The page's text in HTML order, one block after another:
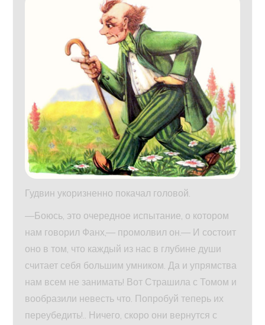
Гудвин укоризненно покачал головой.
—Боюсь, это очередное испытание, о котором
нам говорил Фанх,— промолвил он.— И состоит
оно в том, что каждый из нас в глубине души
считает себя большим умником. Да и упрямства
нам всем не занимать! Вот Страшила с Томом и
вообразили невесть что. Попробуй теперь их
переубедить!.. Ничего, скоро они вернутся с